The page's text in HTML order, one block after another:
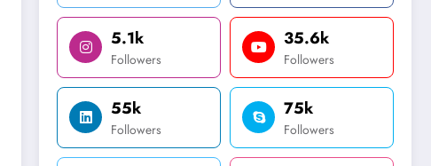
5.1k
Followers
35.6k
Followers
55k
Followers
75k
Followers